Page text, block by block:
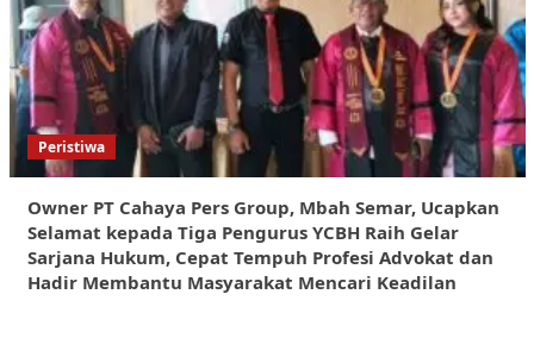
Peristiwa
Owner PT Cahaya Pers Group, Mbah Semar, Ucapkan
Selamat kepada Tiga Pengurus YCBH Raih Gelar
Sarjana Hukum, Cepat Tempuh Profesi Advokat dan
Hadir Membantu Masyarakat Mencari Keadilan